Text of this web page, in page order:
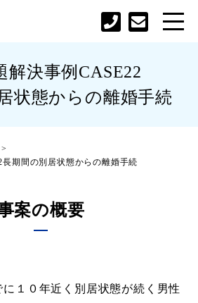
解決事例CASE22
状態からの離婚手続
期間の別居状態からの離婚手続
案の概要
１０年近く別居状態が続く男性